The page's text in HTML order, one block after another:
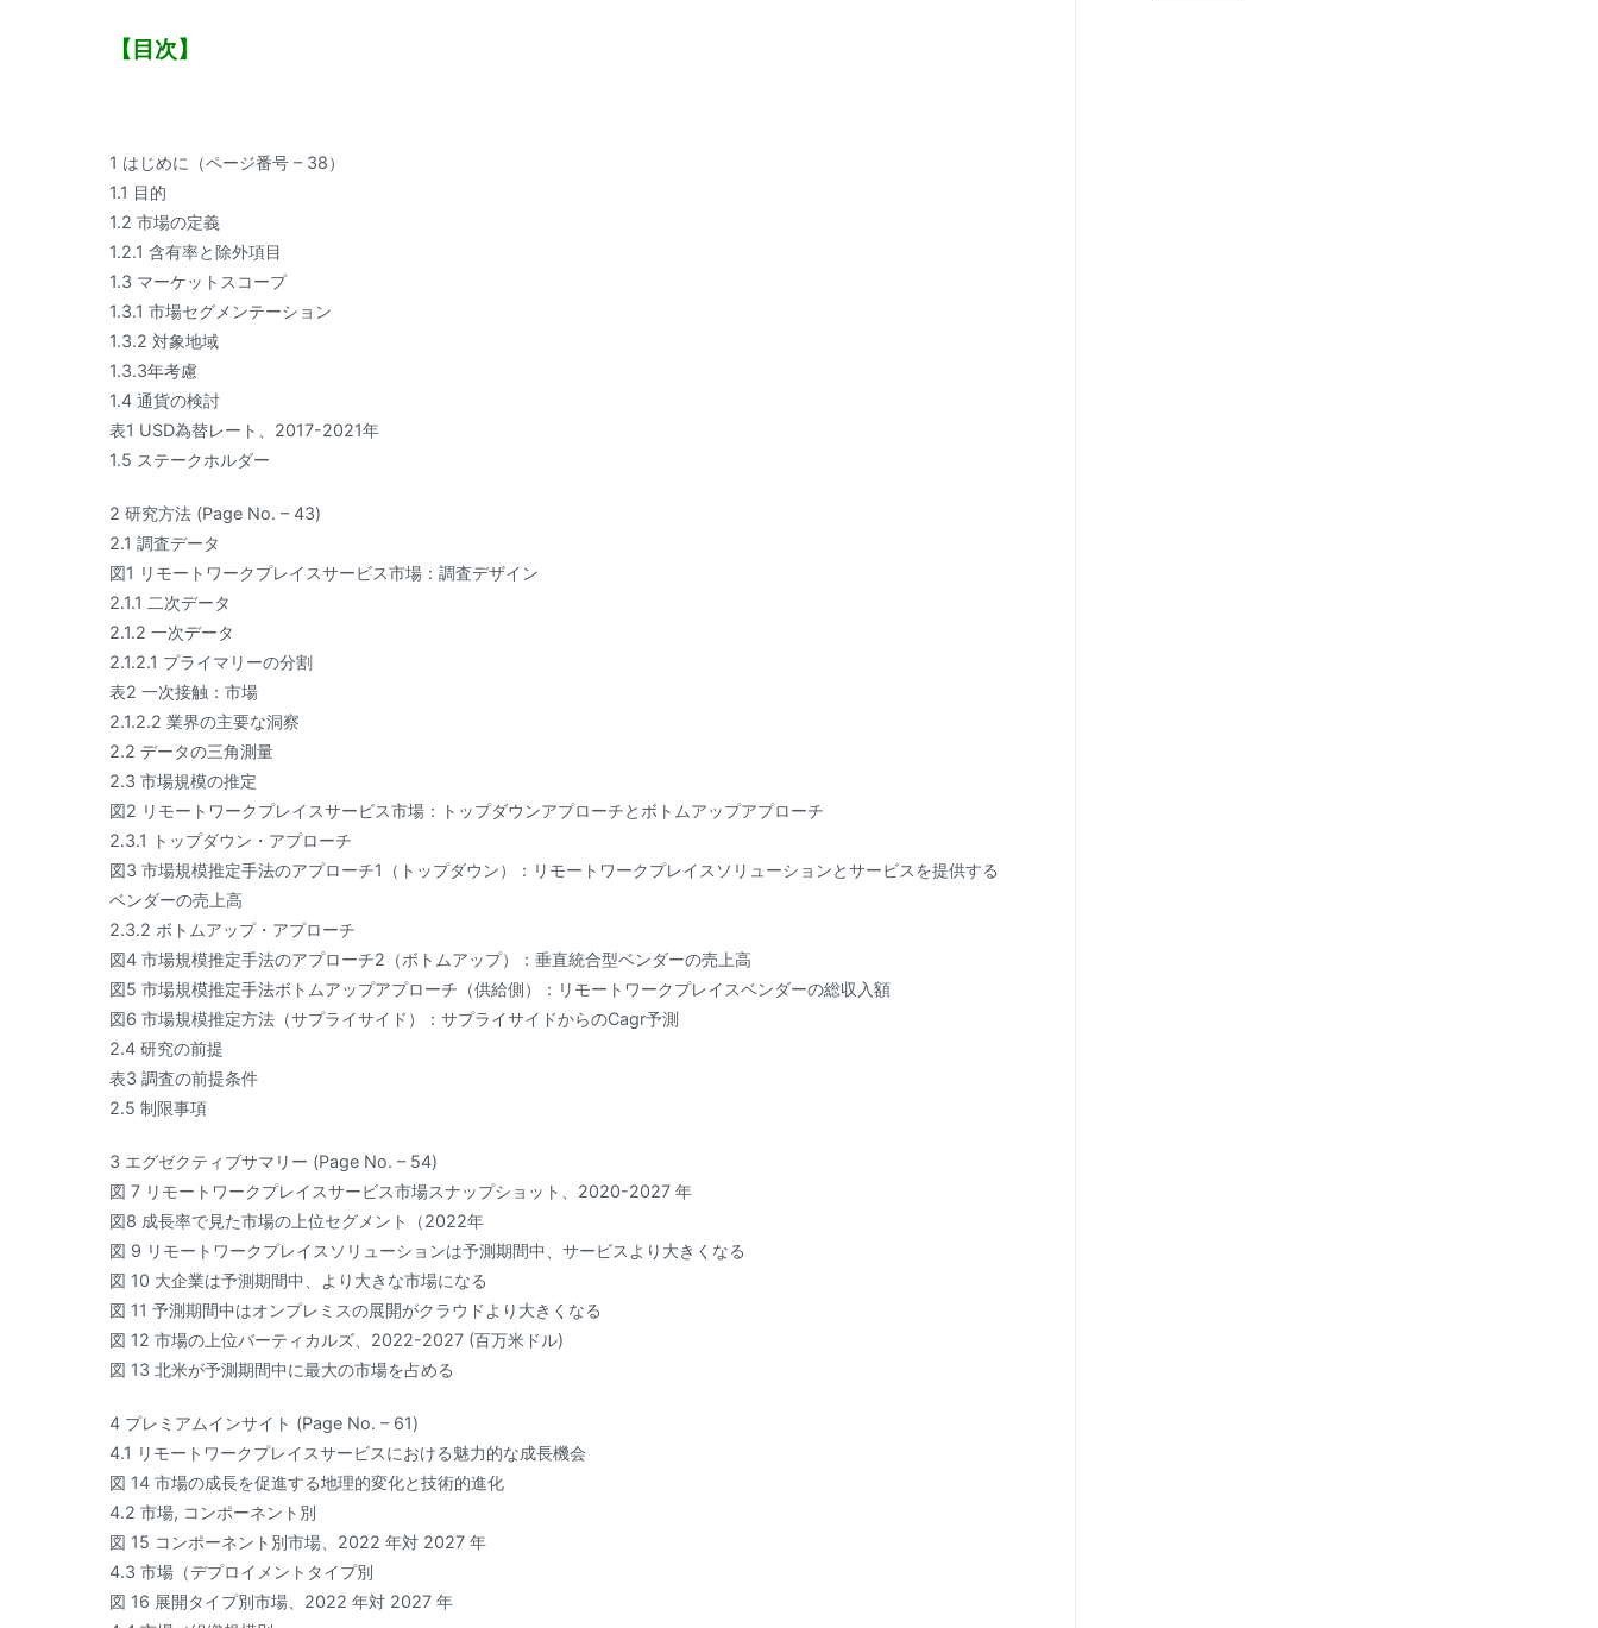
【目次】
1 はじめに（ページ番号 – 38）
1.1 目的
1.2 市場の定義
1.2.1 含有率と除外項目
1.3 マーケットスコープ
1.3.1 市場セグメンテーション
1.3.2 対象地域
1.3.3年考慮
1.4 通貨の検討
表1 USD為替レート、2017-2021年
1.5 ステークホルダー
2 研究方法 (Page No. – 43)
2.1 調査データ
図1 リモートワークプレイスサービス市場：調査デザイン
2.1.1 二次データ
2.1.2 一次データ
2.1.2.1 プライマリーの分割
表2 一次接触：市場
2.1.2.2 業界の主要な洞察
2.2 データの三角測量
2.3 市場規模の推定
図2 リモートワークプレイスサービス市場：トップダウンアプローチとボトムアップアプローチ
2.3.1 トップダウン・アプローチ
図3 市場規模推定手法のアプローチ1（トップダウン）：リモートワークプレイスソリューションとサービスを提供する
ベンダーの売上高
2.3.2 ボトムアップ・アプローチ
図4 市場規模推定手法のアプローチ2（ボトムアップ）：垂直統合型ベンダーの売上高
図5 市場規模推定手法ボトムアップアプローチ（供給側）：リモートワークプレイスベンダーの総収入額
図6 市場規模推定方法（サプライサイド）：サプライサイドからのCagr予測
2.4 研究の前提
表3 調査の前提条件
2.5 制限事項
3 エグゼクティブサマリー (Page No. – 54)
図 7 リモートワークプレイスサービス市場スナップショット、2020-2027 年
図8 成長率で見た市場の上位セグメント（2022年
図 9 リモートワークプレイスソリューションは予測期間中、サービスより大きくなる
図 10 大企業は予測期間中、より大きな市場になる
図 11 予測期間中はオンプレミスの展開がクラウドより大きくなる
図 12 市場の上位バーティカルズ、2022-2027 (百万米ドル)
図 13 北米が予測期間中に最大の市場を占める
4 プレミアムインサイト (Page No. – 61)
4.1 リモートワークプレイスサービスにおける魅力的な成長機会
図 14 市場の成長を促進する地理的変化と技術的進化
4.2 市場, コンポーネント別
図 15 コンポーネント別市場、2022 年対 2027 年
4.3 市場（デプロイメントタイプ別
図 16 展開タイプ別市場、2022 年対 2027 年